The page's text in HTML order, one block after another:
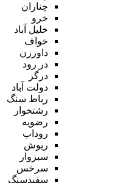
چناران
خرو
خلیل آباد
خواف
داورزن
در رود
درگز
دولت آباد
رباط سنگ
رشتخوار
رضویه
روداب
ریوش
سبزوار
سرخس
سفیدسنگ